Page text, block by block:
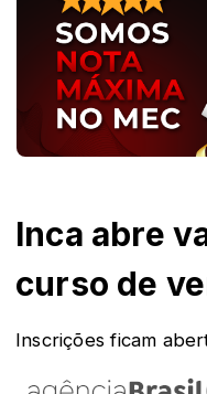
Inca abre
curso de
Inscrições ficam